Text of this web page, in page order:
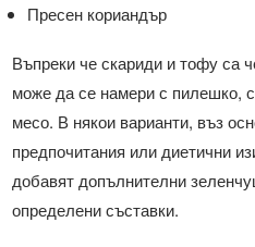
Пресен кориандър
Въпреки че скариди и тофу са
може да се намери с пилешко,
месо. В някои варианти, въз
предпочитания или диетични
добавят допълнителни
определени съставки.